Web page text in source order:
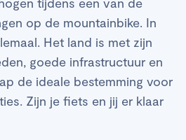
tijdens een van de
op de mountainbike. In
Het land is met zijn
goede infrastructuur en
de ideale bestemming voor
Zijn je fiets en jij er klaar